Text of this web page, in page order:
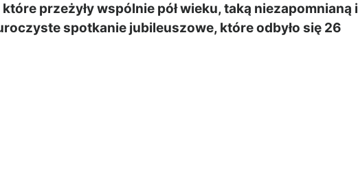
przeżyły wspólnie pół wieku, taką niezapomnianą i
spotkanie jubileuszowe, które odbyło się 26